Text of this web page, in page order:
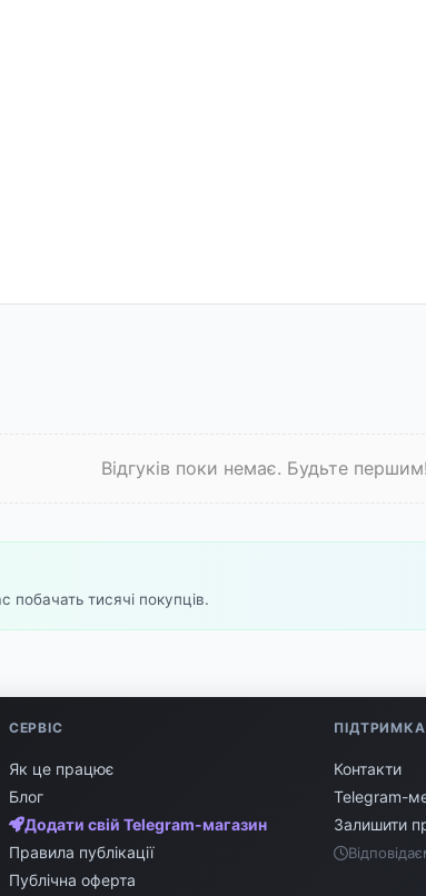
Відгуків поки немає. Будьте першим!
побачать тисячі покупців.
СЕРВІС
Як це працює
Блог
Додати свій Telegram-магазин
Правила публікації
Публічна оферта
ПІДТРИМКА
Контакти
Telegram-
Залишити